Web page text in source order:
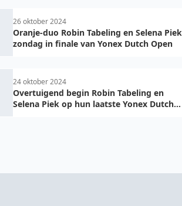
26 oktober 2024
Oranje-duo Robin Tabeling en Selena Piek
zondag in finale van Yonex Dutch Open
24 oktober 2024
Overtuigend begin Robin Tabeling en
Selena Piek op hun laatste Yonex Dutch